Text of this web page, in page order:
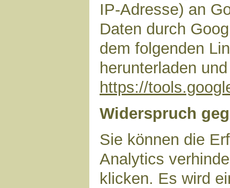
IP-Adresse) an
Daten durch
dem folgenden
herunterladen
https://
Widerspruch
Sie können die
Analytics
klicken. Es wird